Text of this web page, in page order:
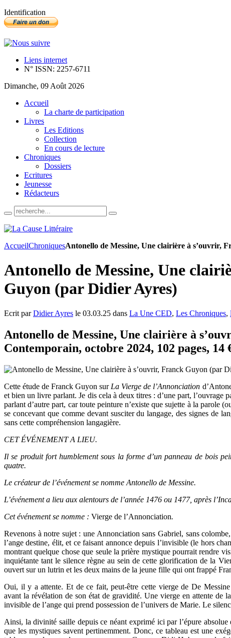
Identification
Liens internet
N° ISSN: 2257-6711
Dimanche, 09 Août 2026
Accueil
La charte de participation
Livres
Les Editions
Collection
En cours de lecture
Chroniques
Dossiers
Ecritures
Jeunesse
Rédacteurs
AccueilChroniquesAntonello de Messine, Une clairière à s’ouvrir,
Antonello de Messine, Une
Guyon (par Didier Ayres)
Ecrit parDidier Ayres le 03.03.25 dans La Une CED, Les Chroniques,
Antonello de Messine, Une clairière à
Contemporain, octobre 2024, 102 pages, 14
Cette étude de Franck Guyon sur La Vierge de l’Annonciation
et bien un livre parlant. Je dis cela à deux titres : d’une part, l’ouvrage
parlant d’autre part, car toute peinture n’existe que sujette à la parole
se concevant que comme devant susciter du langage, des signes de
sans cette compréhension langagière.
CET ÉVÉNEMENT A LIEU.
Il se produit fort humblement sous la forme d’un panneau de bois
quatre.
Le créateur de l’événement se nomme Antonello de Messine.
L’événement a lieu aux alentours de l’année 1476 ou 1477, après
Cet événement se nomme : Vierge de l’Annonciation.
Revenons à notre sujet : une Annonciation sans Gabriel, sans
l’ange destine, élit, et ce faisant annonce depuis l’invisible (le hors
montrant quelque chose que seule la prière mystique pourrait rendre
inquiétante tant le silence règne au sein de cette glorification de la
ouvert sur un lutrin et les deux mains de la jeune fille qui ont frappé
Oui, il y a attente. Et de ce fait, peut-être cette vierge de De
avant la révélation de son état de gravidité. Une vierge en attente de
invisible de l’ange qui prend possession de l’univers de Marie. Le
Ainsi, la divinité saille depuis ce néant exprimé ici par l’épure
que les mystiques savent pertinemment. Donc, ce tableau est une